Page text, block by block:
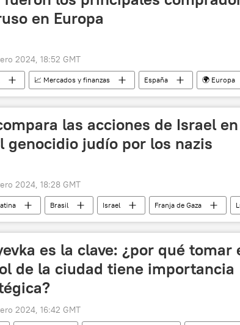
en Europa
2024, 18:52 GMT
📈 Mercados y finanzas España
🌍 Europa
licuado (GNL)
Bélgica Países Bajos Grecia
las acciones de Israel en
genocidio judío por los nazis
2024, 18:28 GMT
Brasil Israel Franja de Gaza
conflicto
🌍 Oriente Medio 📰 Conflicto palestino-
es la clave: ¿por qué tomar
de la ciudad tiene importancia
2024, 16:42 GMT